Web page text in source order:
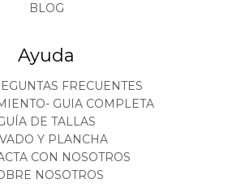
BLOG
Ayuda
FRECUENTES
GUIA COMPLETA
DE TALLAS
Y PLANCHA
CON NOSOTROS
NOSOTROS